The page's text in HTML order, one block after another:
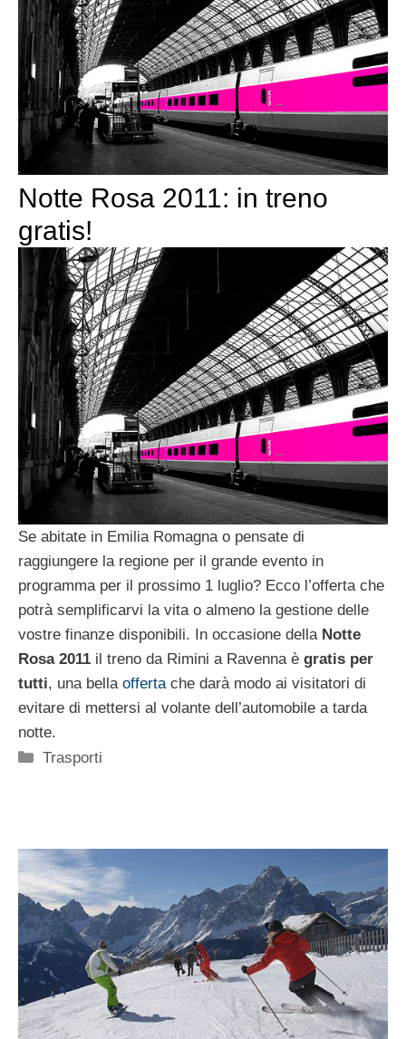
Notte Rosa 2011: in treno
gratis!
Se abitate in Emilia Romagna o pensate di
raggiungere la regione per il grande evento in
programma per il prossimo 1 luglio? Ecco l’offerta che
potrà semplificarvi la vita o almeno la gestione delle
vostre finanze disponibili. In occasione della Notte
Rosa 2011 il treno da Rimini a Ravenna è gratis per
tutti, una bella offertache darà modo ai visitatori di
evitare di mettersi al volante dell’automobile a tarda
notte.
Categorie
Trasporti